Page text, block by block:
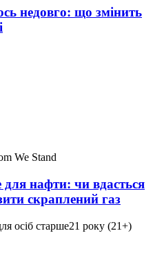
недовго: що змінить
We Stand
нафти: чи вдасться
скраплений газ
осіб старше21 року (21+)